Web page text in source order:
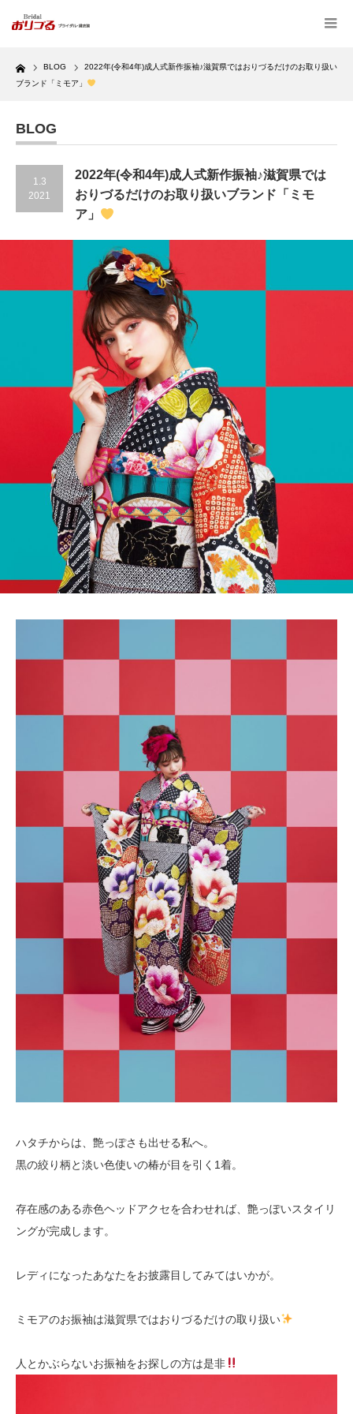
Home BLOG
2022年(令和4年)成人式新作振袖♪滋賀県ではおりづるだけのお取り扱い
ブランド「ミモア」
BLOG
1.3
2021
2022年(令和4年)成人式新作振袖♪滋賀県では
おりづるだけのお取り扱いブランド「ミモ
ア」
ハタチからは、艶っぽさも出せる私へ。
黒の絞り柄と淡い色使いの椿が目を引く1着。
存在感のある赤色ヘッドアクセを合わせれば、艶っぽいスタイリ
ングが完成します。
レディになったあなたをお披露目してみてはいかが。
ミモアのお振袖は滋賀県ではおりづるだけの取り扱い
人とかぶらないお振袖をお探しの方は是非